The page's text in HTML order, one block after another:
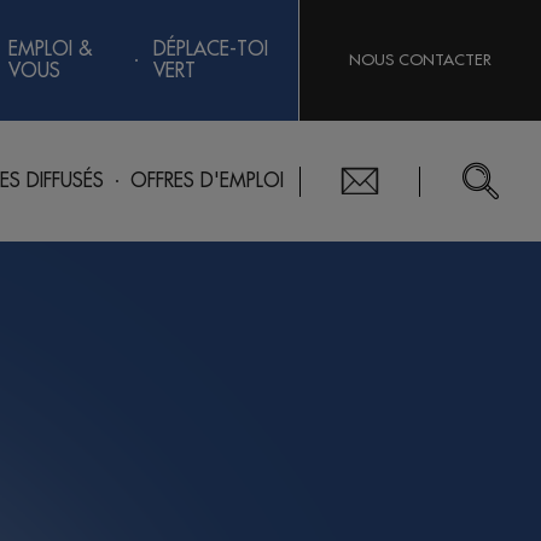
DIFFUSÉS OFFRES D'EMPLOI
EMPLOI &
VOUS
DÉPLACE-TOI
VERT
NOUS CONTACTER